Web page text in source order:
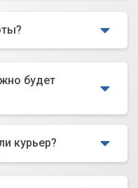
будет
курьер?